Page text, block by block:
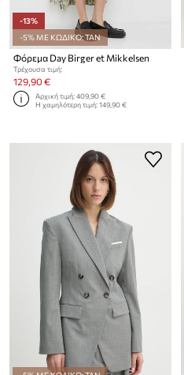
-13%
-5% ΜΕ ΚΩΔΙΚΟ: TAN
Φόρεμα Day Birger et Mikkelsen
Τρέχουσα τιμή:
129,90 €
Αρχική τιμή:409,90 €
Η χαμηλότερη τιμή:149,90 €